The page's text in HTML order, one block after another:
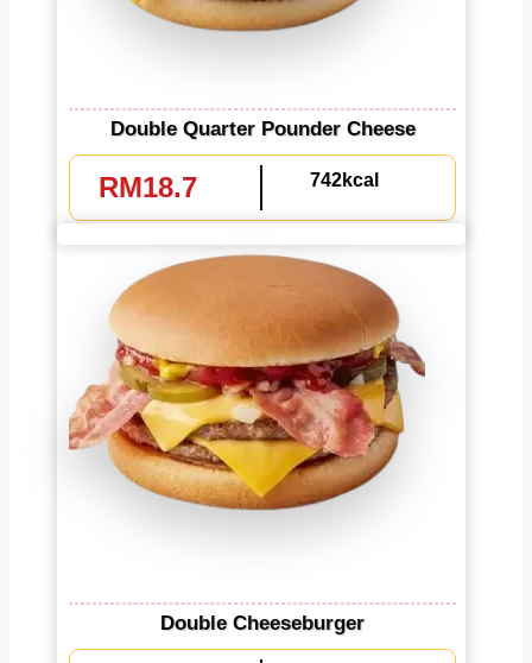
Double Quarter Pounder Cheese
RM18.7 742kcal
Double Cheeseburger